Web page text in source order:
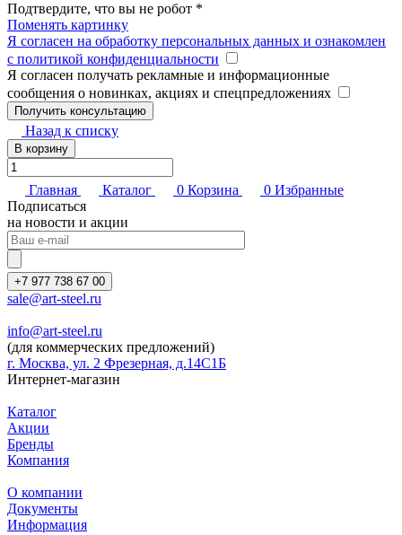
Подтвердите, что вы не робот *
Поменять картинку
Я согласен на обработку персональных данных и ознакомлен
с политикой конфиденциальности
Я согласен получать рекламные и информационные
сообщения о новинках, акциях и спецпредложениях
Назад к списку
В корзину
Главная Каталог 0 Корзина 0 Избранные
Подписаться
на новости и акции
+7 977 738 67 00
sale@art-steel.ru
info@art-steel.ru
(для коммерческих предложений)
г. Москва, ул. 2 Фрезерная, д.14С1Б
Интернет-магазин
Каталог
Акции
Бренды
Компания
О компании
Документы
Информация